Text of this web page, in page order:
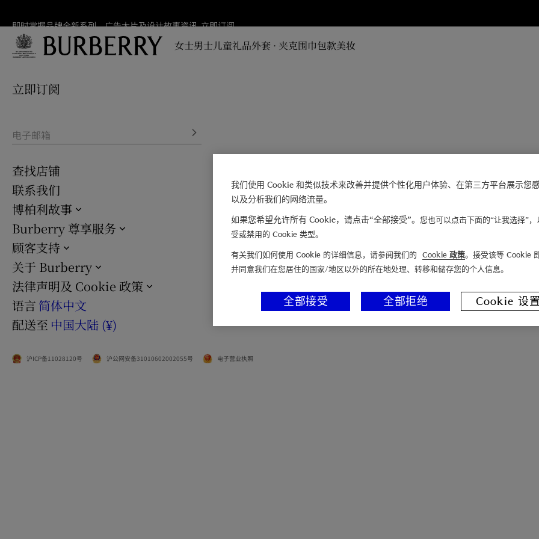
即时掌握品牌全新系列、广告大片及设计故事资讯 立即订阅
即时
掌握
品牌
全新
列、
广告
计故
事资
女士男士儿童礼品外套 · 夹克围巾包款美妆
立即订阅
电子邮箱
查找店铺
联系我们
博柏利故事
Burberry 尊享服务
顾客支持
关于 Burberry
法律声明及 Cookie 政策
语言 简体中文
配送至 中国大陆 (¥)
沪ICP备11028120号 沪公网安备31010602002055号 电子营业执照
我们使用 Cookie 和类似技术来改善并提供个性化用户体验、在第三方平台展示您
以及分析我们的网络流量。
如果您希望允许所有 Cookie，请点击“全部接受”。 您也可以点击下面的“让我选择”
受或禁用的 Cookie 类型。
有关我们如何使用 Cookie 的详细信息，请参阅我们的 Cookie 政策。接受该等 Cookie
并同意我们在您居住的国家/地区以外的所在地处理、转移和储存您的个人信息。
全部拒绝
全部接受 Cookie 设